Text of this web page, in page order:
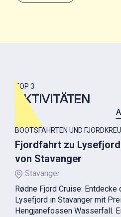
TOP 3
AKTIVITÄTEN
BOOTSFAHRTEN UND
Fjordfahrt zu
von Stavanger
Stavanger
Rødne Fjord Cruise:
Lysefjord in Stavanger mit
Hengjanefossen Wasserfall.